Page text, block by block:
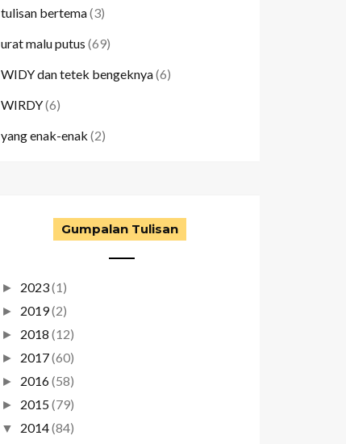
tulisan bertema(3)
urat malu putus (69)
WIDY dan tetek bengeknya(6)
WIRDY(6)
yang enak-enak (2)
Gumpalan Tulisan
► 2023(1)
► 2019(2)
► 2018 (12)
► 2017(60)
► 2016(58)
► 2015(79)
▼ 2014(84)